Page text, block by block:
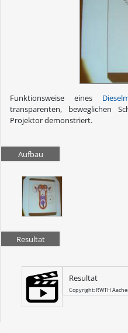
Funktionsweise eines
transparenten, beweglichen
Projektor demonstriert.
Aufbau
Resultat
Resultat
Copyright: RWTH